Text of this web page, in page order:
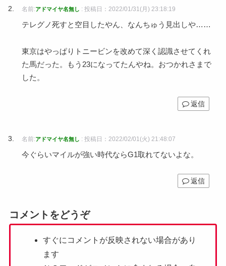
名前:アドマイヤ名無し : 投稿日：2022/01/31(月) 23:18:19
テレグノ死すと空目したやん、なんちゅう見出しや……
東京はやっぱりトニービンを改めて深く認識させてくれ
た馬だった。もう23になってたんやね。おつかれさまで
した。
返信
名前:アドマイヤ名無し : 投稿日：2022/02/01(火) 21:48:07
今ぐらいマイルが強い時代ならG1取れてないよな。
返信
コメントをどうぞ
すぐにコメントが反映されない場合があり
ます